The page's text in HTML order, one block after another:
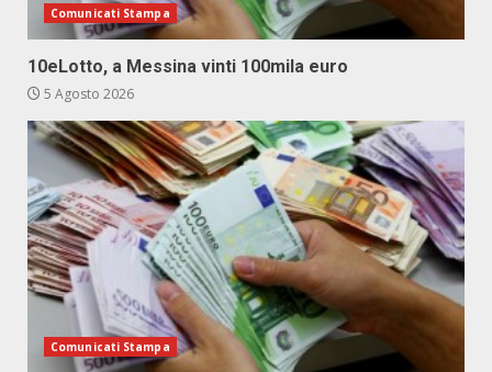
Comunicati Stampa
10eLotto, a Messina vinti 100mila euro
5 Agosto 2026
Comunicati Stampa